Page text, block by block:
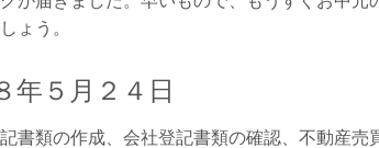
ょう。
年５月２４日
書類の作成、会社登記書類の確認、不動産